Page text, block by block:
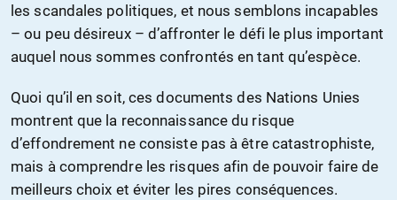
les scandales politiques, et nous semblons incapables
– ou peu désireux – d’affronter le défi le plus important
auquel nous sommes confrontés en tant qu’espèce.
Quoi qu’il en soit, ces documents des Nations Unies
montrent que la reconnaissance du risque
d’effondrement ne consiste pas à être catastrophiste,
mais à comprendre les risques afin de pouvoir faire de
meilleurs choix et éviter les pires conséquences.